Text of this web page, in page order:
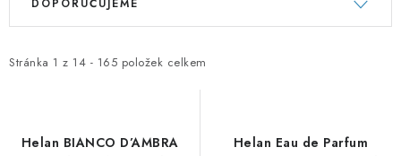
i
Stránka 1 z 14 - 165 položek celkem
e
DOPORUČUJEME
Helan BIANCO D’AMBRA
Helan Eau de Parfum